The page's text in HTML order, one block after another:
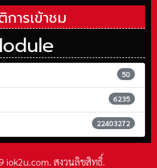
ารเข้าชม
50
6235
22403272
iok2u.com. สงวนลิขสิทธิ์.